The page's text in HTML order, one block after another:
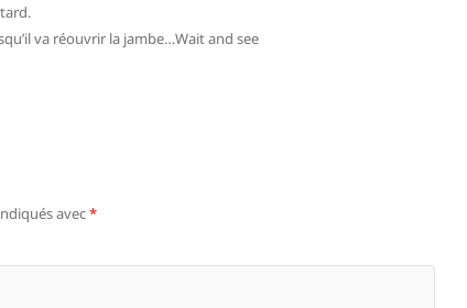
va réouvrir la jambe…Wait and see
avec*